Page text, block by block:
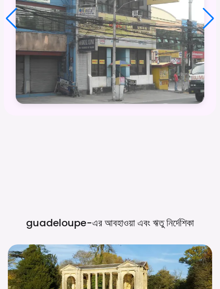
guadeloupe-এর আবহাওয়া এবং ঋতুনির্দেশিকা